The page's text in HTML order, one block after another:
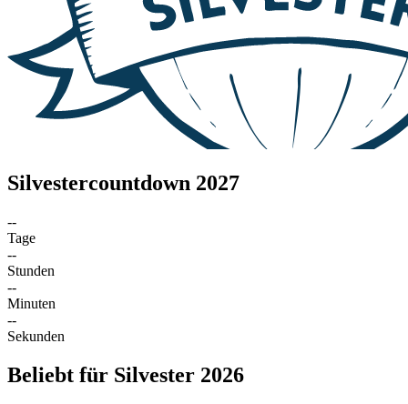
Silvestercountdown 2027
--
Tage
--
Stunden
--
Minuten
--
Sekunden
Beliebt für Silvester 2026